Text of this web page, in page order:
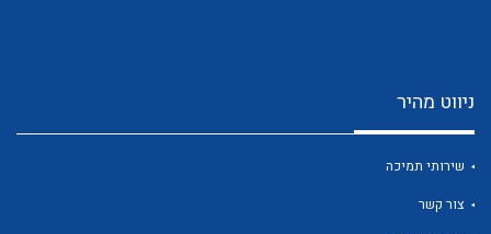
ניווט מהיר
שירותי תמיכה
צור קשר